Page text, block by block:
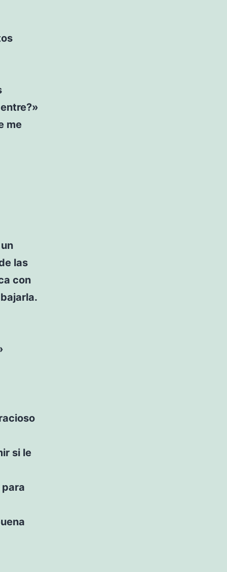
me
las
con
si le